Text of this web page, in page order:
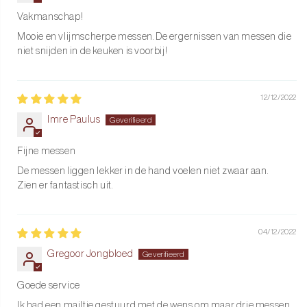
Vakmanschap!
Mooie en vlijmscherpe messen. De ergernissen van messen die
niet snijden in de keuken is voorbij!
12/12/2022
Imre Paulus
Fijne messen
De messen liggen lekker in de hand voelen niet zwaar aan.
Zien er fantastisch uit.
04/12/2022
Gregoor Jongbloed
Goede service